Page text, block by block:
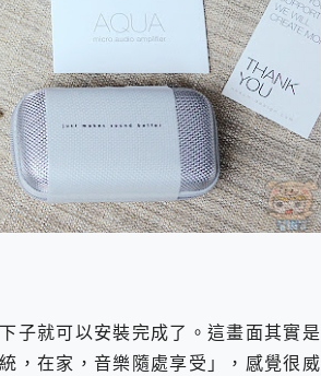
子就可以安裝完成了。這畫面其實是
，在家，音樂隨處享受」，感覺很威